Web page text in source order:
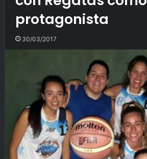
protagonista
30/03/2017